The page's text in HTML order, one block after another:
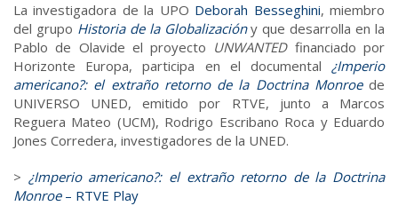
La investigadora de la UPO Deborah Besseghini, miembro
del grupo Historia de la Globalizacióny que desarrolla en la
Pablo de Olavide el proyecto UNWANTED financiado por
Horizonte Europa, participa en el documental ¿Imperio
americano?: el extraño retorno de la Doctrina Monroede
UNIVERSO UNED, emitido por RTVE, junto a Marcos
Reguera Mateo (UCM), Rodrigo Escribano Roca y Eduardo
Jones Corredera, investigadores de la UNED.
> ¿Imperio americano?: el extraño retorno de la Doctrina
Monroe– RTVE Play